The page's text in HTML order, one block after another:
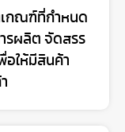
เกณฑ์ที่กำหนด
รผลิต จัดสรร
อให้มีสินค้า